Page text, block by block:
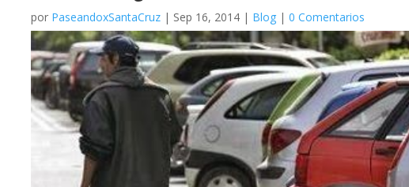
por PaseandoxSantaCruz| Sep 16, 2014| Blog| 0 Comentarios